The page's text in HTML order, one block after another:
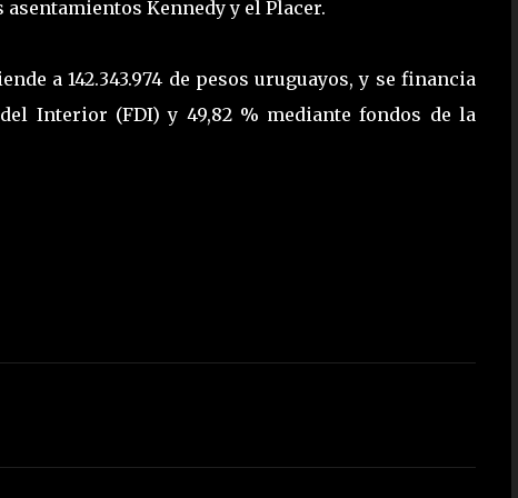
Kennedy y el Placer.
a 142.343.974 de pesos uruguayos, y se financia
Interior (FDI) y 49,82 % mediante fondos de la